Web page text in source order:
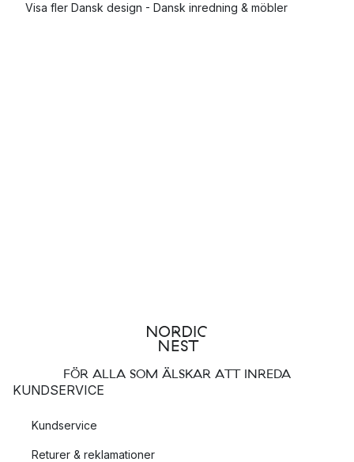
Visa fler Dansk design - Dansk inredning & möbler
FÖR ALLA SOM ÄLSKAR ATT INREDA
KUNDSERVICE
Kundservice
Returer & reklamationer